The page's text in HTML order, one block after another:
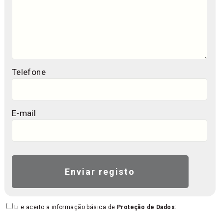
Telefone
E-mail
Li e aceito a informação básica de Proteção de Dados: